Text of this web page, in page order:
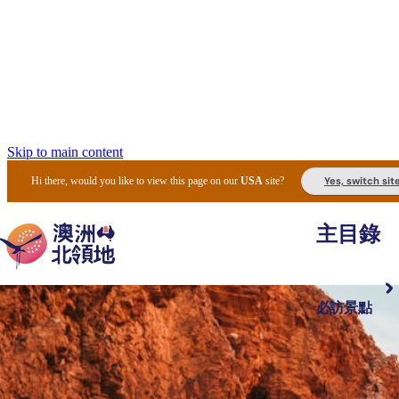
Skip to main content
Hi there, would you like to view this page on ourUSA site? Yes, switch
主目錄
必訪景點